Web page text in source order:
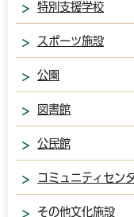
特別支援学校
スポーツ施設
公園
図書館
公民館
コミュニティセン
その他文化施設